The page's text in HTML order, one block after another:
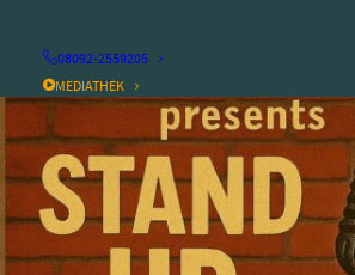
08092-2559205
MEDIATHEK